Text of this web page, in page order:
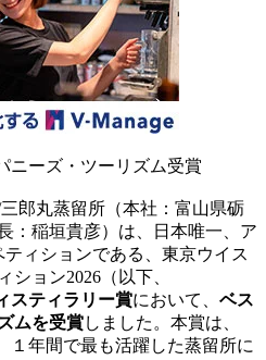
ーズ・ツーリズム受賞
郎丸蒸留所（本社：富山県砺
：稲垣貴彦）は、日本唯一、ア
ィションである、東京ウイス
ション2026（以下、
スティラリー賞において、 ベス
ムを受賞しました。本賞は、
１年間で最も活躍した蒸留所に